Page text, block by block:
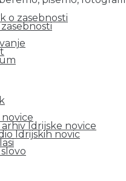
o zasebnosti
Idrijske novice
Idrijskih novic